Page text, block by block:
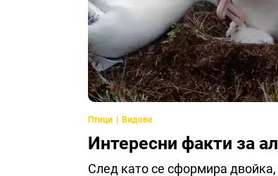
Птици Видове
Интересни факти за
След като се сформира двойка,